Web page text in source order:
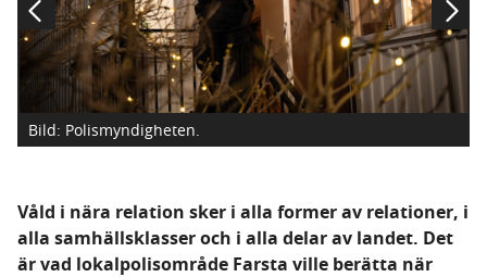
Bild: Polismyndigheten.
Våld i nära relation sker i alla former av relationer, i
alla samhällsklasser och i alla delar av landet. Det
är vad lokalpolisområde Farsta ville berätta när